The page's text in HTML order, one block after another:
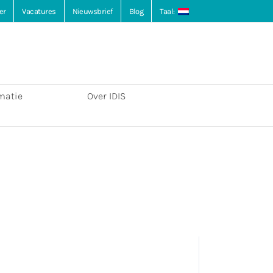
Vacatures Nieuwsbrief Blog Taal:
Over IDIS